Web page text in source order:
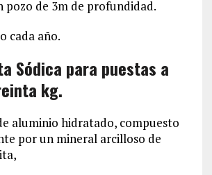
pozo de 3m de profundidad.
cada año.
Sódica para puestas a
kg.
aluminio hidratado, compuesto
por un mineral arcilloso de